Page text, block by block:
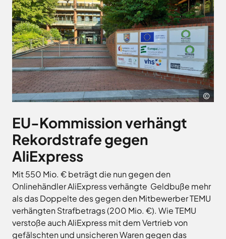
EU-Kommission verhängt
Rekordstrafe gegen
AliExpress
Mit 550 Mio. € beträgt die nun gegen den
Onlinehändler AliExpress verhängte Geldbuße mehr
als das Doppelte des gegen den Mitbewerber TEMU
verhängten Strafbetrags (200 Mio. €). Wie TEMU
verstoße auch AliExpress mit dem Vertrieb von
gefälschten und unsicheren Waren gegen das
Osnabrück
Gesunde
Stunde
e.V.
Hafen
Wittlager
Land
GmbH
Kreismusikschule
Landschaftsverband
Osnabrücker
Land
MaßArbeit
Naturpark
TERRA.vita
Naturschutzstiftung
des
Landkreises
Osnabrück
Termine
sowie
Veranstaltungen
des
Landkreises
direkt
in
Ihr
Postfach
Zum
Newsletter
anmelden
Kreishaus
Osnabrück
Am
Schölerberg
1
49082
Osnabrück
Kontaktaufnahme
0541
Montag -
Mittwoch
8.00
-
16.00
Donnerstag8.00
-
17.30
Uhr
Freitag 8.00
Landkreises
aus,
um
auf
die
jeweilige
Website
zu
gelangen.
Website
der
Stadt
Osnabrück
.
Artland
Bad